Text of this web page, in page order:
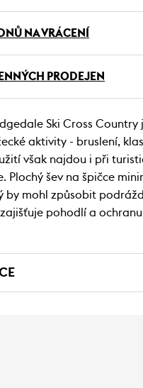
NA VRÁCENÍ
PRODEJEN
Ski Cross
aktivity - bruslení,
však najdou i při
Plochý šev na špičce
by mohl způsobit
pohodlí a